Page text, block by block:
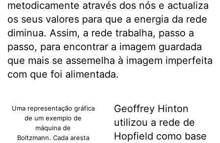
metodicamente através dos nós e actualiza
os seus valores para que a energia da rede
diminua. Assim, a rede trabalha, passo a
passo, para encontrar a imagem guardada
que mais se assemelha à imagem imperfeita
com que foi alimentada.
Uma representação gráfica
de um exemplo de
máquina de
Boltzmann. Cada aresta
Geoffrey Hinton
utilizou a rede de
Hopfield como base